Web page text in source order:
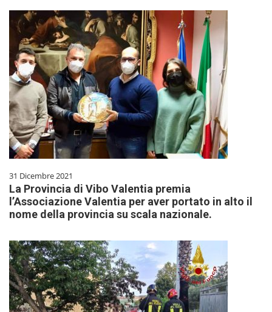
31 Dicembre 2021
La Provincia di Vibo Valentia premia
l’Associazione Valentia per aver portato in alto il
nome della provincia su scala nazionale.